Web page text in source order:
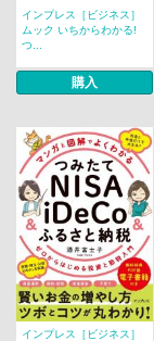
インプレス［ビジネス］
ムック いちからわかる!
つ...
購入
インプレス［ビジネス］